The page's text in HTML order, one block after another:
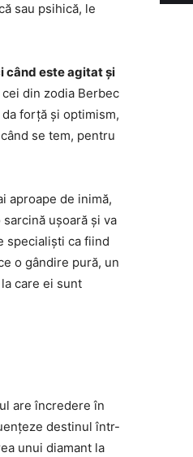
sau psihică, le
când este agitat și
din zodia Berbec
forță și optimism,
se tem, pentru
aproape de inimă,
ușoară și va
specialiști ca fiind
o gândire pură, un
care ei sunt
are încredere în
destinul într-
unui diamant la